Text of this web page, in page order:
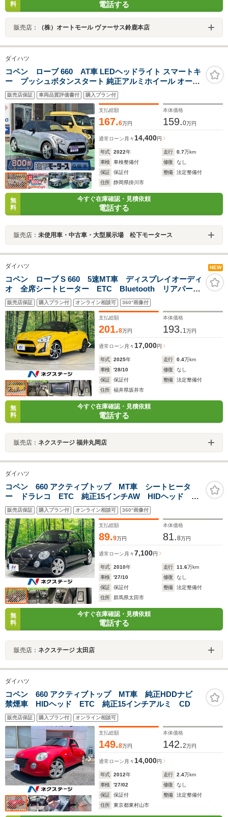
料
電話する
販売店： （株）オートモール ヴァーサス鈴鹿本店
ダイハツ
コペン ローブ 660 AT車 LEDヘッドライト スマートキ
ー プッシュボタンスタート 純正アルミホイール オート
エアコン アイドリングストップ オーディオレス
販売店保証 車両品質評価書付 購入プラン付
支払総額
167.6万円
本体価格
159.0万円
通常ローン 月々14,400円
年式 2022年 走行 0.7万km
車検
車検整備付 修復
なし
保証
保証付 整備
法定整備付
住所
静岡県掛川市
無
料
今すぐ在庫確認・見積依頼
電話する
販売店： 未使用車・中古車・大型展示場 松下モータース
ダイハツ NEW
コペン ローブ S 660 5速MT車 ディスプレイオーディ
オ 全席シートヒーター ETC Bluetooth リアパーキ
ングセンサー LEDランプ フロントフォグ オートラ
イト オートエアコン スマートキー 横滑り防止装置
販売店保証 購入プラン付 オンライン相談可 360°画像付
支払総額
201.8万円
本体価格
193. 1万円
通常ローン 月々17,000円
年式 2025年 走行 0.4万km
車検
'28/10 修復
なし
保証
保証付 整備
法定整備付
住所
福井県坂井市
無
料
今すぐ在庫確認・見積依頼
電話する
販売店： ネクステージ 福井丸岡店
ダイハツ
コペン 660 アクティブトップ MT車 シートヒータ
ー ドラレコ ETC 純正15インチAW HIDヘッド 禁
煙車 盗難防止システム 運転席/助手席エアバッグ パ
ワーステアリング パワーウィンドウ
販売店保証 購入プラン付 オンライン相談可 360°画像付
支払総額
89.9万円
本体価格
81.8万円
通常ローン 月々7,100円
年式 2010年 走行 11.6万km
車検
'27/10 修復
なし
保証
保証付 整備
法定整備付
住所
群馬県太田市
無
料
今すぐ在庫確認・見積依頼
電話する
販売店： ネクステージ 太田店
ダイハツ
コペン 660 アクティブトップ MT車 純正HDDナビ
禁煙車 HIDヘッド ETC 純正15インチアルミ CD
販売店保証 購入プラン付 オンライン相談可
支払総額
149.8万円
本体価格
142.2万円
通常ローン 月々 14,000円
年式 2012年 走行 2.4万km
車検
'27/02 修復
なし
保証
保証付 整備
法定整備付
住所
東京都東村山市